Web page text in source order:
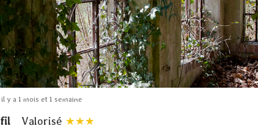
y a 1 mois et 1 semaine
Valorisé